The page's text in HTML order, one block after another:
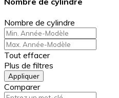
Nombre de cylindre
Tout effacer
Plus de filtres
Appliquer
Comparer